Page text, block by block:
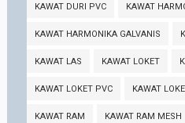
KAWAT DURI PVC KAWAT
KAWAT HARMONIKA GALVANIS
KAWAT LAS KAWAT LOKET
KAWAT LOKET PVC KAWAT
KAWAT RAM KAWAT RAM MESH